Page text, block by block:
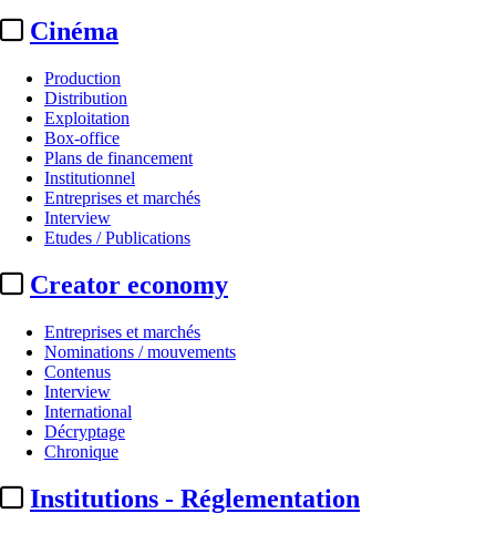
Cinéma
Production
Distribution
Exploitation
Box-office
Plans de financement
Institutionnel
Entreprises et marchés
Interview
Etudes / Publications
Creator economy
Entreprises et marchés
Nominations / mouvements
Contenus
Interview
International
Décryptage
Chronique
Institutions - Réglementation